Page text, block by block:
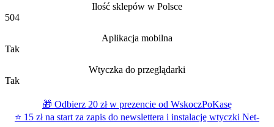
Ilość sklepów w Polsce
504
Aplikacja mobilna
Tak
Wtyczka do przeglądarki
Tak
🎁 Odbierz 20 zł w prezencie od WskoczPoKasę
⭐ 15 zł na start za zapis do newslettera i instalację wtyczki Net-